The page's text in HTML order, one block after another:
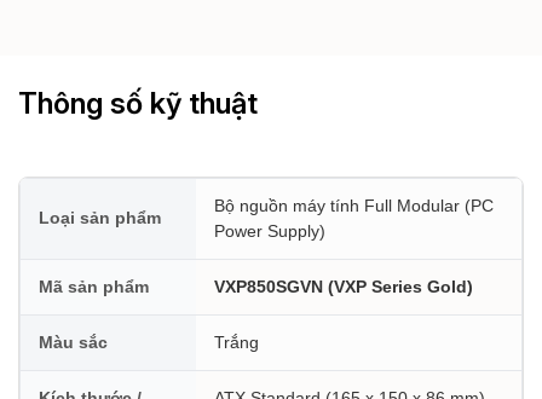
Thông số kỹ thuật
Loại sản phẩm
Bộ nguồn máy tính Full Modular (PC
Power Supply)
Mã sản phẩm VXP850SGVN (VXP Series Gold)
Màu sắc Trắng